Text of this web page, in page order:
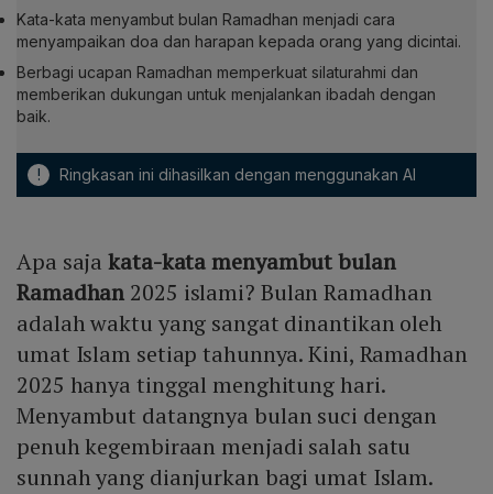
Kata-kata menyambut bulan Ramadhan menjadi cara
menyampaikan doa dan harapan kepada orang yang dicintai.
Berbagi ucapan Ramadhan memperkuat silaturahmi dan
memberikan dukungan untuk menjalankan ibadah dengan
baik.
! Ringkasan ini dihasilkan dengan menggunakan AI
Apa sajakata-kata menyambut bulan
Ramadhan 2025 islami? Bulan Ramadhan
adalah waktu yang sangat dinantikan oleh
umat Islam setiap tahunnya. Kini, Ramadhan
2025 hanya tinggal menghitung hari.
Menyambut datangnya bulan suci dengan
penuh kegembiraan menjadi salah satu
sunnah yang dianjurkan bagi umat Islam.